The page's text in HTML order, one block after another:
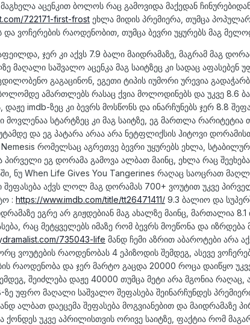
აცენკით ბოლოს რაც გამოვიდა მაქედან
722171-first-frost ეხლა მიდის პრემიერა, თუმცა
და ვოჩერების რაოდენობით, თუმცა ბევრი უყურებს მაგ
ჯერ კი აქვს 7.9 ბალი მაიდრამაზე, მაგრამ მაგ
მაღალი საშვალო აცენკა მაგ საიტზეც კი სადაც
გაგაცინონ, ეგეთი ტიპის იუმორი ურევია
ამართლებს რასაც ქვია მოლოდინებს და უკვე 8.6
imdb-ზეც კი ბევრს მოსწონს და ინარჩუნებს ჯერ 8.8
მოვლენაა სტარტზეც კი მაგ საიტზე, ეგ მართლა რარიტეტია
და ეგ პატარა არაა არა ნეტფლიქსის ჰიტოვი
რომელსაც აგრეთვე ბევრი უყურებს ეხლა,
პირველი ეგ დორამა გამოვა ალბათ მაინც, ეხლა რაც
ნუ When Life Gives You Tangerines რაღაც საოცრათ
აქვს ლოლ მაგ დორამას 700+ ვოუტით უკვე
: https://www.imdb.com/title/tt26471411/ 9.3 ბალიო და
ეგრე არ გიჟდებიან მაგ ახალზე მაინც, მართალია
რაც მეტყველებს იმაზე რომ ბევრს მოეწონა და
735043-life მანდ ჩემი აზრით აბაროტები არა
ვოუტების რაოდენობას 4 ეპიზოდის შემდეგ, ასევე
რაოდენობა და ჯერ მარტო გაცდა 20000 როცა დაიწყო
შეიძლება დაჟე 40000 თუმცა მეტი არა მგონია
უფრო მაღალი საშვალო შეფასება შეინარჩუნდეს
ალბათ დაეცემა შეფასება მოგვიანებით და მაიდრამაზე
ქონდეს უკვე აპრილისთვის ორივე საიტზე, ფაქტია რომ